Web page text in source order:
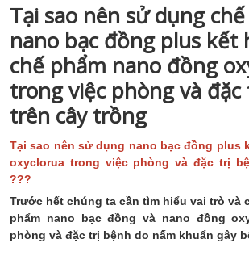
Tại sao nên sử dụng
nano bạc đồng plus kết
chế phẩm nano đồng
trong việc phòng và
trên cây trồng
Tại sao nên sử dụng nano bạc đồng plus
oxyclorua trong việc phòng và đặc trị
???
Trước hết chúng ta cần tìm hiểu vai trò và
phẩm nano bạc đồng và nano đồng
phòng và đặc trị bệnh do nấm khuẩn gây